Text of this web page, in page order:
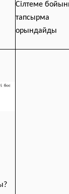
Сілтеме
тапсырма
орындайды